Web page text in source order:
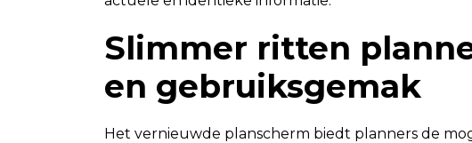
Slimmer ritten
en gebruiksgemak
Het vernieuwde planscherm biedt planners de